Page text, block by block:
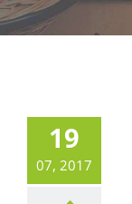
19
07, 2017